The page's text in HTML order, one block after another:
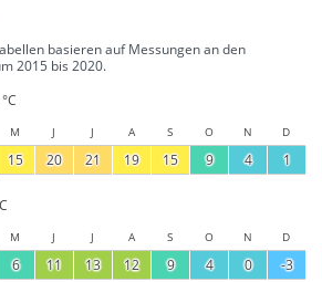
basieren auf Messungen an den
2015 bis 2020.
M J J A S O N D
15 20 21 19 15 9 4 1
M J J A S O N D
6 11 13 12 9 4 0 -3